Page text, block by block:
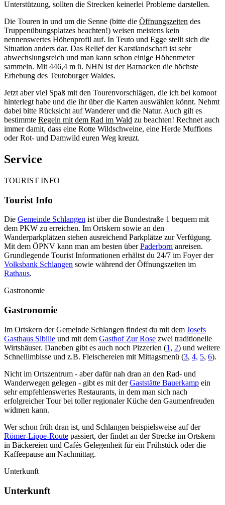
Unterstützung, sollten die Strecken keinerlei Probleme darstellen.
Die Touren in und um die Senne (bitte die Öffnungszeiten des
Truppenübungsplatzes beachten!) weisen meistens kein
nennenswertes Höhenprofil auf. In Teuto und Egge stellt sich die
Situation anders dar. Das Relief der Karstlandschaft ist sehr
abwechslungsreich und man kann schon einige Höhenmeter
sammeln. Mit 446,4 m ü. NHN ist der Barnacken die höchste
Erhebung des Teutoburger Waldes.
Jetzt aber viel Spaß mit den Tourenvorschlägen, die ich bei komoot
hinterlegt habe und die ihr über die Karten auswählen könnt. Nehmt
dabei bitte Rücksicht auf Wanderer und die Natur. Auch gilt es
bestimmte Regeln mit dem Rad im Wald zu beachten! Rechnet auch
immer damit, dass eine Rotte Wildschweine, eine Herde Mufflons
oder Rot- und Damwild euren Weg kreuzt.
Service
TOURIST INFO
Tourist Info
Die Gemeinde Schlangen ist über die Bundestraße 1 bequem mit
dem PKW zu erreichen. Im Ortskern sowie an den
Wanderparkplätzen stehen ausreichend Parkplätze zur Verfügung.
Mit dem ÖPNV kann man am besten überPaderborn anreisen.
Grundlegende Tourist Informationen erhältst du 24/7 im Foyer der
Volksbank Schlangen sowie während der Öffnungszeiten im
Rathaus.
Gastronomie
Gastronomie
Im Ortskern der Gemeinde Schlangen findest du mit dem Josefs
Gasthaus Sibille und mit dem Gasthof Zur Rose zwei traditionelle
Wirtshäuser. Daneben gibt es auch noch Pizzerien (1 , 2) und weitere
Schnellimbisse und z.B. Fleischereien mit Mittagsmenü (3, 4, 5, 6).
Nicht im Ortszentrum - aber dafür nah dran an den Rad- und
Wanderwegen gelegen - gibt es mit derGaststätte Bauerkamp ein
sehr empfehlenswertes Restaurants, in dem man sich nach
erfolgreicher Tour bei toller regionaler Küche den Gaumenfreuden
widmen kann.
Wer schon früh dran ist, und Schlangen beispielsweise auf der
Römer-Lippe-Route passiert, der findet an der Strecke im Ortskern
in Bäckereien und Cafés Gelegenheit für ein Frühstück oder die
Kaffeepause am Nachmittag.
Unterkunft
Unterkunft